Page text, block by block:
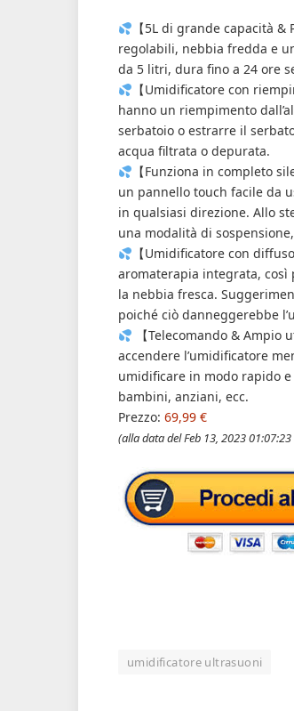
【5L di grande capacità
regolabili, nebbia fredda e
da 5 litri, dura fino a 24 ore
【Umidificatore con
hanno un riempimento
serbatoio o estrarre il
acqua filtrata o depurata.
【Funziona in completo
un pannello touch facile da
in qualsiasi direzione. Allo
una modalità di
【Umidificatore con
aromaterapia integrata,
la nebbia fresca.
poiché ciò danneggerebbe
【Telecomando & Ampio
accendere l’umidificatore
umidificare in modo rapido
bambini, anziani, ecc.
Prezzo: 69,99 €
(alla data del Feb 13, 2023 01:07:23
umidificatore ultrasuoni